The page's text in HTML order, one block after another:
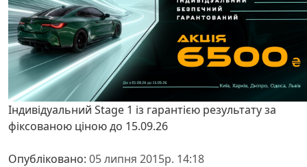
Індивідуальний Stage 1 із гарантією результату за
фіксованою ціною до 15.09.26
Опубліковано: 05 липня 2015р. 14:18